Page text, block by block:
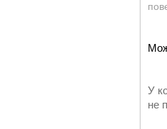
У
не